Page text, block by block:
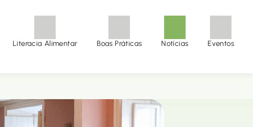
Literacia Alimentar Boas Práticas Notícias Eventos